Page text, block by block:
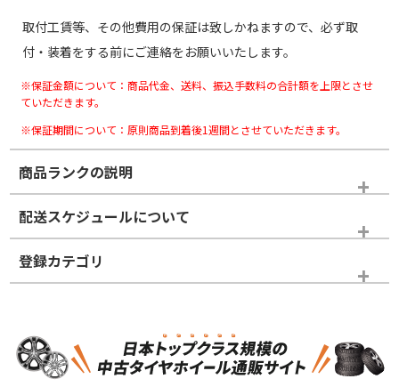
取付工賃等、その他費用の保証は致しかねますので、必ず取
付・装着をする前にご連絡をお願いいたします。
※保証金額について：商品代金、送料、振込手数料の合計額を上限とさせ
ていただきます。
※保証期間について：原則商品到着後1週間とさせていただきます。
商品ランクの説明
※商品ランクは出品者の主観により判断しておりますので、あら
かじめご了承ください。
ホイールランク
新車外し品（新古
配送スケジュールについて
登録カテゴリ
タイヤホイールセット